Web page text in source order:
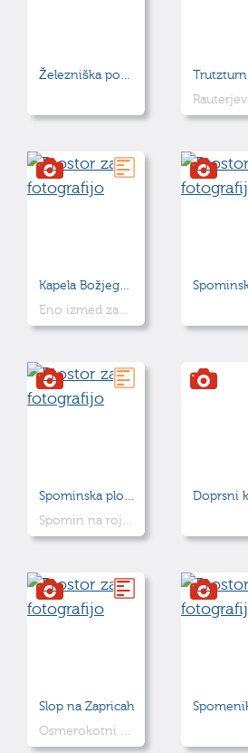
Železniška postaja Kamnik-Mesto
Trutzturn
Kapela Božjega groba
Eno izmed zadnjih del Jožeta Plečnika
Spominska plošča - Rudolf Maister
Spomin na rojstni kraj generala Rudolfa Maistra
Slop na Zapricah
Osmerokotni poznogotski steber iz leta 1537